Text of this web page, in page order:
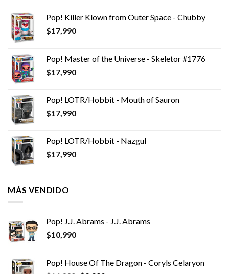
Pop! Killer Klown from Outer Space - Chubby
$17,990
Pop! Master of the Universe - Skeletor #1776
$17,990
Pop! LOTR/Hobbit - Mouth of Sauron
$17,990
Pop! LOTR/Hobbit - Nazgul
$17,990
MÁS VENDIDO
Pop! J.J. Abrams - J.J. Abrams
$10,990
Pop! House Of The Dragon - Coryls Celaryon